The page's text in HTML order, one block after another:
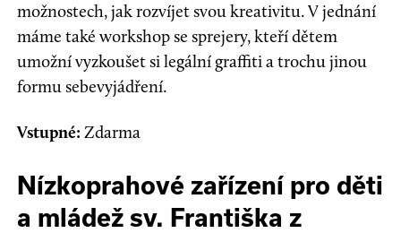
možnostech, jak rozvíjet svou kreativitu. V jednání
máme také workshop se sprejery, kteří dětem
umožní vyzkoušet si legální graffiti a trochu jinou
formu sebevyjádření.
Vstupné: Zdarma
Nízkoprahové zařízení pro děti
a mládež sv. Františka z